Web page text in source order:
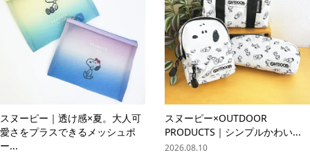
スヌーピー｜透け感×夏。大人可
愛さをプラスできるメッシュポ
ー...
スヌーピー×OUTDOOR
PRODUCTS｜シンプルかわい...
2026.08.10